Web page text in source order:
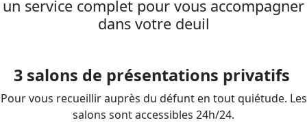
un service complet pour vous accompagner
dans votre deuil
3 salons de présentations privatifs
Pour vous recueillir auprès du défunt en tout quiétude. Les
salons sont accessibles 24h/24.